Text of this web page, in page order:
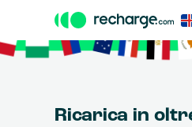
Ricarica in